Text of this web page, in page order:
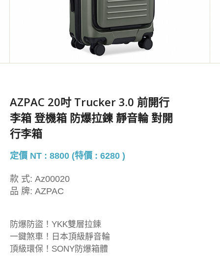
AZPAC 20吋 Trucker 3.0 前開行
李箱 登機箱 防爆拉鍊 靜音輪 對開
行李箱
定價 NT : 8800 (特價 : 6280 )
款 式: Az00020
品 牌: AZPAC
防爆防盜！YKK雙層拉鍊
一鍵煞車！日本頂級靜音輪
頂級環保！SONY防爆箱體